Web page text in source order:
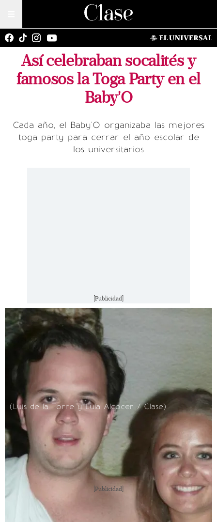
Así celebraban socalités y
famosos la Toga Party en el
Baby'O
Cada año, el Baby'O organizaba las mejores
toga party para cerrar el año escolar de
los universitarios
[Publicidad]
(Luis de la Torre y Lula Alcocer / Clase)
[Publicidad]